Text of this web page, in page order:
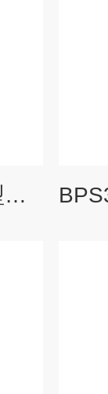
BPS342VM0005BAP型巴士德开关全系列*